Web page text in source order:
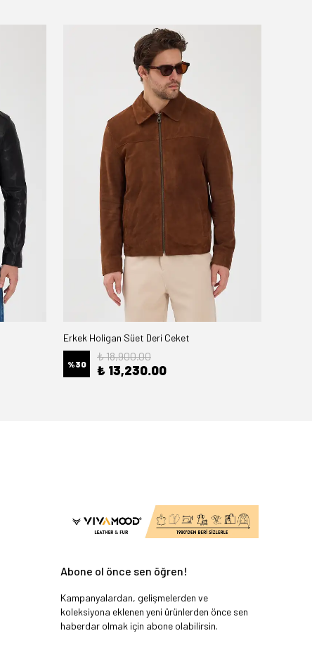
Erkek Holigan Süet Deri Ceket
%30
₺ 18,900.00
₺ 13,230.00
Abone ol önce sen öğren!
Kampanyalardan, gelişmelerden ve
koleksiyona eklenen yeni ürünlerden önce sen
haberdar olmak için abone olabilirsin.